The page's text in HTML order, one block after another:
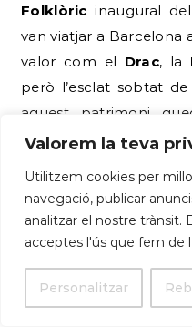
Valorem la teva
Utilitzem cookies per
navegació, publicar
analitzar el nostre trànsit.
acceptes l'ús que fem de
Personalitzar
Folklòric inaugural
van viatjar a Barcelona
valor com el Drac, la
però l’esclat sobtat de
aquest patrimoni
irremeiablementa la
reconstruir els
1948gràcies a
massives,
C. Ricarti l’execució
Ara, com a acte de